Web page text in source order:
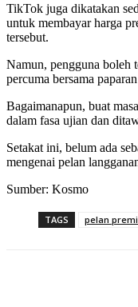
TikTok juga dikatakan
untuk membayar harga
tersebut.
Namun, pengguna boleh
percuma bersama
Bagaimanapun, buat
dalam fasa ujian dan
Setakat ini, belum ada
mengenai pelan
Sumber: Kosmo
TAGS pelan